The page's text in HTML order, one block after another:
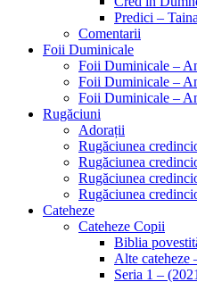
Predici –
Comentarii
Foii Duminicale
Foii Duminicale –
Foii Duminicale –
Foii Duminicale –
Rugăciuni
Adorații
Rugăciunea
Rugăciunea
Rugăciunea
Rugăciunea
Cateheze
Cateheze Copii
Biblia
Alte cateheze
Seria 1 –